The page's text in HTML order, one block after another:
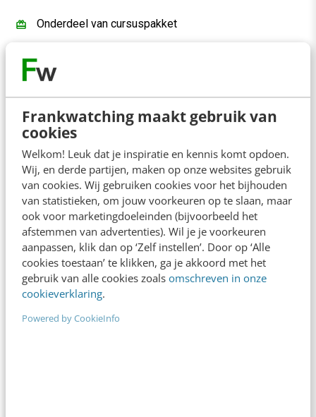
Frankwatching maakt gebruik van
cookies
Welkom! Leuk dat je inspiratie en kennis komt opdoen.
Wij, en derde partijen, maken op onze websites gebruik
van cookies. Wij gebruiken cookies voor het bijhouden
van statistieken, om jouw voorkeuren op te slaan, maar
ook voor marketingdoeleinden (bijvoorbeeld het
afstemmen van advertenties). Wil je je voorkeuren
aanpassen, klik dan op ‘Zelf instellen’. Door op ‘Alle
cookies toestaan’ te klikken, ga je akkoord met het
gebruik van alle cookies zoals omschreven in onze
cookieverklaring.
Powered by CookieInfo
Onderdeel van cursuspakket
Onderdeel van cursuspakket
Advies nodig?
Reviews
8
Leuke en duidelijke cursus. Er wordt
heeft duidelijk veel kennis van het onderwerp.